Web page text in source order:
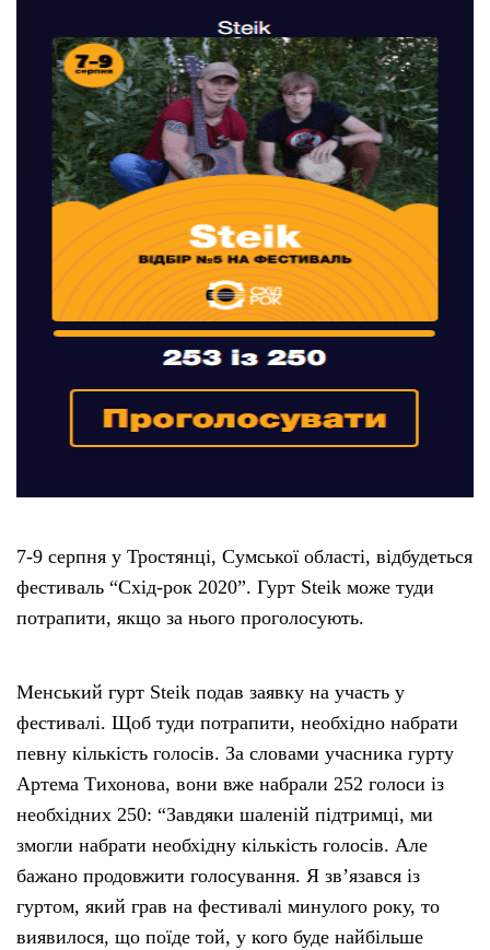
7-9 серпня у Тростянці, Сумської області, відбудеться
фестиваль “Схід-рок 2020”. Гурт Steik може туди
потрапити, якщо за нього проголосують.
Менський гурт Steik подав заявку на участь у
фестивалі. Щоб туди потрапити, необхідно набрати
певну кількість голосів. За словами учасника гурту
Артема Тихонова, вони вже набрали 252 голоси із
необхідних 250: “Завдяки шаленій підтримці, ми
змогли набрати необхідну кількість голосів. Але
бажано продовжити голосування. Я зв’язався із
гуртом, який грав на фестивалі минулого року, то
виявилося, що поїде той, у кого буде найбільше